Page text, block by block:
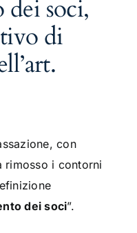
soci,
di
con
rimosso i contorni
dei soci”.